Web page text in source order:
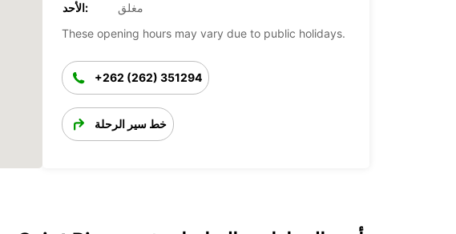
الأحد:
مغلق
These opening hours may vary due to public holidays.
+262 (262) 351294
خط سير الرحلة